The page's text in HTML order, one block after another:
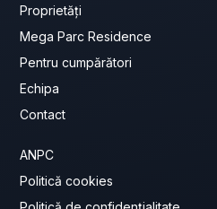
Proprietăți
Mega Parc Residence
Pentru cumpărători
Echipa
Contact
ANPC
Politică cookies